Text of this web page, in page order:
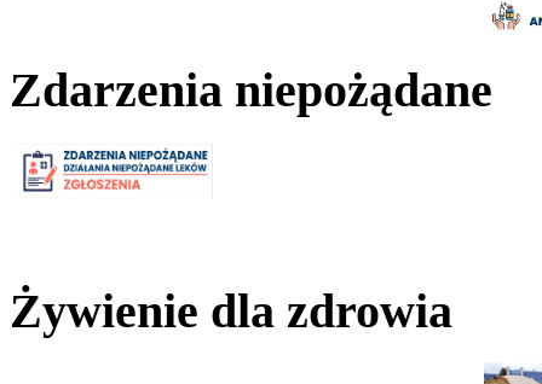
Zdarzenia niepożądane
Żywienie dla zdrowia